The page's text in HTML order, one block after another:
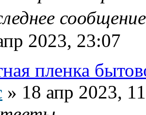
2023, 23:07
пленка
» 18 апр 2023,